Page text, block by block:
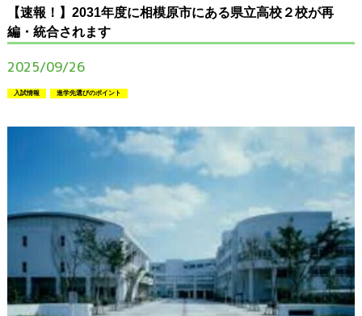
塾通いにお悩みの方へ
小学生から塾に通う必要性
中学生が塾に通うメリット
高校生必見！大学進学の入試制度
ご利用者様のお声
お知らせ
【速報！】2031年度に相模原市にある県立高校２校が再
編・統合されます
2025/09/26
入試情報 進学先選びのポイント